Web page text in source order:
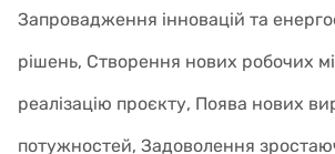
Запровадження інновацій та
рішень, Створення нових робочих
реалізацію проєкту, Поява нових
потужностей, Задоволення